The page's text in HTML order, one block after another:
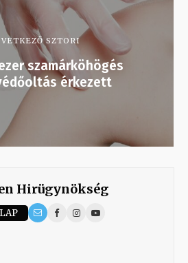
SZTORI
szamárköhögés
érkezett
Hirügynökség